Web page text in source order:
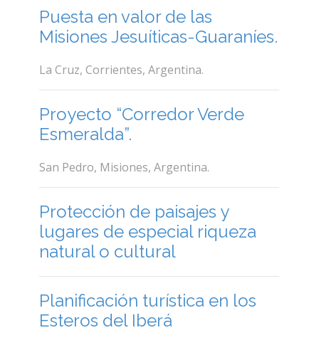
Puesta en valor de las
Misiones Jesuíticas-Guaraníes.
La Cruz, Corrientes, Argentina.
Proyecto “Corredor Verde
Esmeralda”.
San Pedro, Misiones, Argentina.
Protección de paisajes y
lugares de especial riqueza
natural o cultural
Planificación turística en los
Esteros del Iberá